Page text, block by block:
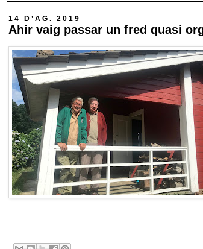
14 D’AG. 2019
Ahir vaig passar un fred quasi